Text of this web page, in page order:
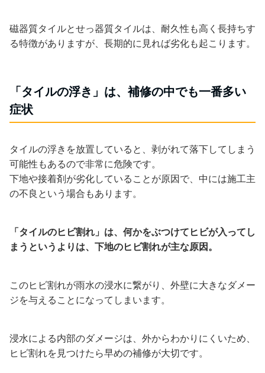
磁器質タイルとせっ器質タイルは、耐久性も高く長持ちす
る特徴がありますが、長期的に見れば劣化も起こります。
「タイルの浮き」は、補修の中でも一番多い
症状
タイルの浮きを放置していると、剥がれて落下してしまう
可能性もあるので非常に危険です。
下地や接着剤が劣化していることが原因で、中には施工主
の不良という場合もあります。
「タイルのヒビ割れ」は、何かをぶつけてヒビが入ってし
まうというよりは、下地のヒビ割れが主な原因。
このヒビ割れが雨水の浸水に繋がり、外壁に大きなダメー
ジを与えることになってしまいます。
浸水による内部のダメージは、外からわかりにくいため、
ヒビ割れを見つけたら早めの補修が大切です。